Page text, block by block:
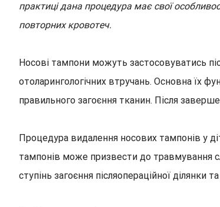
практиці дана процедура має свої
повторних кровотеч.
Носові тампони можуть застосовуватись
отоларингологічних втручань. Основна їх
правильного загоєння тканин. Після
Процедура видалення носових тампонів у
тампонів може призвести до травмування
ступінь загоєння післяопераційної